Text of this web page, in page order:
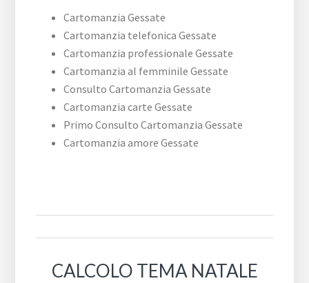
Cartomanzia Gessate
Cartomanzia telefonica Gessate
Cartomanzia professionale Gessate
Cartomanzia al femminile Gessate
Consulto Cartomanzia Gessate
Cartomanzia carte Gessate
Primo Consulto Cartomanzia Gessate
Cartomanzia amore Gessate
CALCOLO TEMA NATALE